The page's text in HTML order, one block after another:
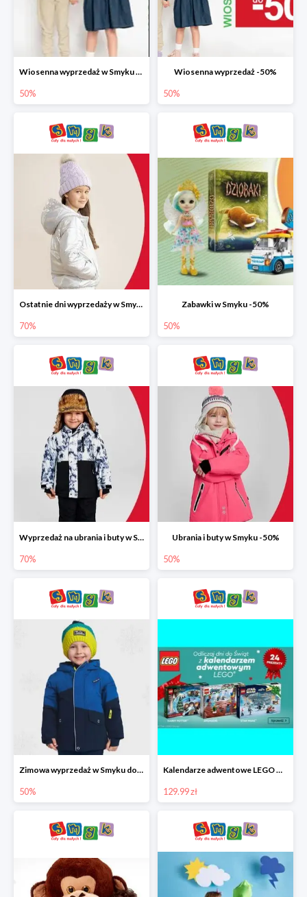
Wiosenna wyprzedaż w Smyku do -50%
50%
Wiosenna wyprzedaż -50%
50%
Ostatnie dni wyprzedaży w Smyku do -70%
70%
Zabawki w Smyku -50%
50%
Wyprzedaż na ubrania i buty w Smyku do -70%
70%
Ubrania i buty w Smyku -50%
50%
Zimowa wyprzedaż w Smyku do -50%
50%
Kalendarze adwentowe LEGO w Smyku w super cenie
129.99 zł